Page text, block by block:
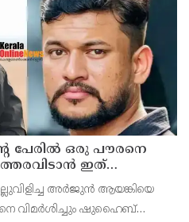
പേരില്‍ ഒരു പൗരനെ
ഇത്
ഭരണമുള്ള
; അര്‍ജുന്‍ ആയങ്കിയെ
അര്‍ജുന്‍ ആയങ്കിയെ
വിമര്‍ശിച്ചും ഷുഹൈബ്